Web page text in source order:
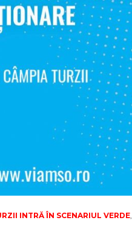
INTRĂ ÎN SCENARIUL VERDE,